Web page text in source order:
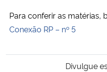
Para conferir as matérias,
Conexão RP – nº 5
Divulgue